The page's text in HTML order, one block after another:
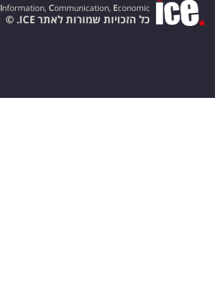
Information, Communication, Economic
כל הזכויות שמורות לאתר ICE. ©